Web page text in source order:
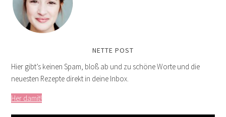
NETTE POST
Hier gibt’s keinen Spam, bloß ab und zu schöne Worte und die
neuesten Rezepte direkt in deine Inbox.
Her damit!